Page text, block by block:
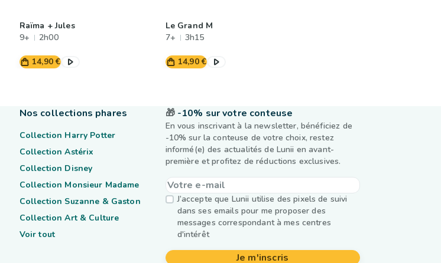
Raïma + Jules
9+
2h00
14,90 €
Le Grand M
7+
3h15
14,90 €
🎁 -10% sur votre conteuse
En vous inscrivant à la newsletter, bénéficiez de
-10% sur la conteuse de votre choix, restez
informé(e) des actualités de Lunii en avant-
première et profitez de réductions exclusives.
J’accepte que Lunii utilise des pixels de suivi
dans ses emails pour me proposer des
messages correspondant à mes centres
d'intérêt
Je m'inscris
Nos collections phares
Collection Harry Potter
Collection Astérix
Collection Disney
Collection Monsieur Madame
Collection Suzanne & Gaston
Collection Art & Culture
Voir tout